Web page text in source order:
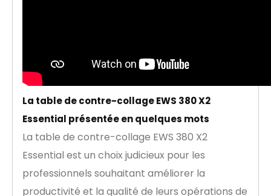
La table de contre-collage EWS 380 X2
Essential présentée en quelques mots
La table de contre-collage EWS 380 X2
Essential est un choix judicieux pour les
professionnels souhaitant améliorer la
productivité et la qualité de leurs opérations de